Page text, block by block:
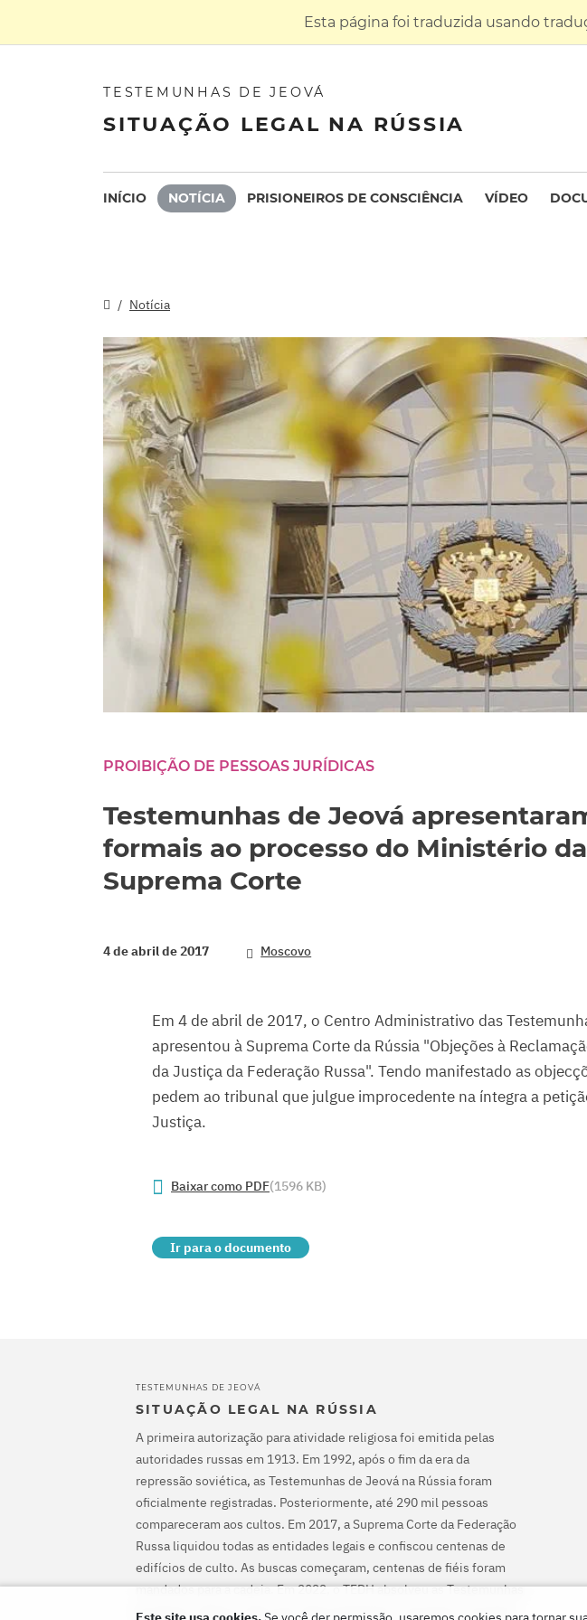
Esta página foi traduzida usando
TESTEMUNHAS DE JEOVÁ
SITUAÇÃO LEGAL NA RÚSSIA
INÍCIO NOTÍCIA PRISIONEIROS DE CONSCIÊNCIA VÍDEO
Notícia
PROIBIÇÃO DE PESSOAS JURÍDICAS
Testemunhas de Jeová
formais ao processo do Ministério
Suprema Corte
4 de abril de 2017 Moscovo
Em 4 de abril de 2017, o Centro Administrativo das
apresentou à Suprema Corte da Rússia "Objeções à
da Justiça da Federação Russa". Tendo manifestado as
pedem ao tribunal que julgue improcedente na íntegra a
Justiça.
Baixar como PDF(1596 KB)
Ir para o documento
TESTEMUNHAS DE JEOVÁ
SITUAÇÃO LEGAL NA RÚSSIA
A primeira autorização para atividade religiosa foi emitida pelas
autoridades russas em 1913. Em 1992, após o fim da era da
repressão soviética, as Testemunhas de Jeová na Rússia foram
oficialmente registradas. Posteriormente, até 290 mil pessoas
compareceram aos cultos. Em 2017, a Suprema Corte da Federação
Russa liquidou todas as entidades legais e confiscou centenas de
edifícios de culto. As buscas começaram, centenas de fiéis foram
mandados para a cadeia. Em 2022, o TEDH absolveu as Testemunhas
de Jeová, ordenou-lhes que interrompessem o processo criminal e